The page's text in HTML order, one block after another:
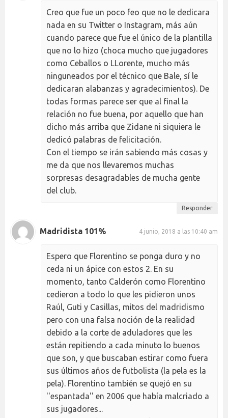
Creo que fue un poco feo que no le dedicara
nada en su Twitter o Instagram, más aún
cuando parece que fue el único de la plantilla
que no lo hizo (choca mucho que jugadores
como Ceballos o LLorente, mucho más
ninguneados por el técnico que Bale, sí le
dedicaran alabanzas y agradecimientos). De
todas formas parece ser que al final la
relación no fue buena, por aquello que han
dicho más arriba que Zidane ni siquiera le
dedicó palabras de felicitación.
Con el tiempo se irán sabiendo más cosas y
me da que nos llevaremos muchas
sorpresas desagradables de mucha gente
del club.
Responder
Madridista 101% 4 junio, 2018 a las 10:40 am
Espero que Florentino se ponga duro y no
ceda ni un ápice con estos 2. En su
momento, tanto Calderón como Florentino
cedieron a todo lo que les pidieron unos
Raúl, Guti y Casillas, mitos del madridismo
pero con una falsa noción de la realidad
debido a la corte de aduladores que les
están repitiendo a cada minuto lo buenos
que son, y que buscaban estirar como fuera
sus últimos años de futbolista (la pela es la
pela). Florentino también se quejó en su
''espantada'' en 2006 que había malcriado a
sus jugadores...